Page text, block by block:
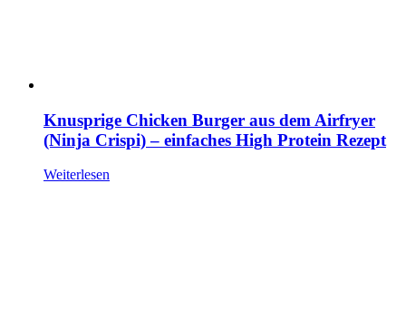
Knusprige Chicken Burger aus dem Airfryer
(Ninja Crispi) – einfaches High Protein Rezept
Weiterlesen